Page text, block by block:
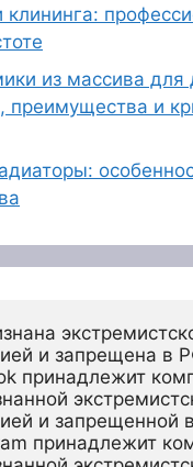
клининга:
из массива для
преимущества и
и запрещена в
принадлежит
и запрещенной
принадлежит